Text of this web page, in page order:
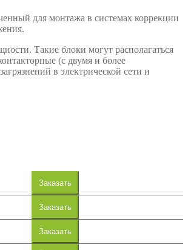
для монтажа в системах коррекции
Такие блоки могут располагаться
(с двумя и более
в электрической сети и
Заказать
Заказать
Заказать